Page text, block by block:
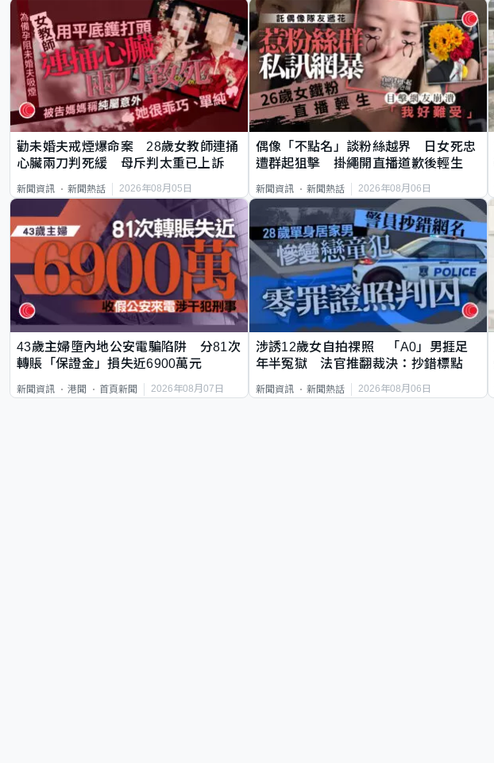
勸未婚夫戒煙爆命案 28歲女教師連捅
心臟兩刀判死緩 母斥判太重已上訴
新聞資訊 新聞熱話 2026年08月05日
偶像「不點名」談粉絲越界 日女死忠
遭群起狙擊 掛繩開直播道歉後輕生
新聞資訊 新聞熱話 2026年08月06日
43歲主婦墮內地公安電騙陷阱 分81次
轉賬「保證金」損失近6900萬元
新聞資訊 港聞 首頁新聞 2026年08月07日
涉誘12歲女自拍祼照 「A0」男捱足
年半冤獄 法官推翻裁決：抄錯標點
新聞資訊 新聞熱話 2026年08月06日